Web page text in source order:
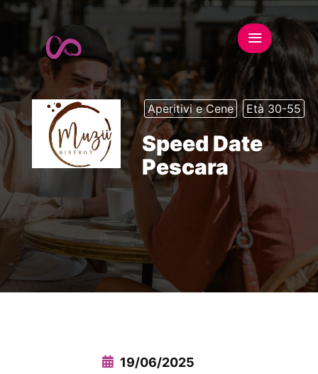
Aperitivi e Cene Età 30-55
Speed Date
Pescara
19/06/2025